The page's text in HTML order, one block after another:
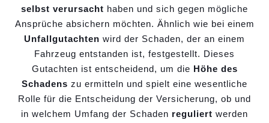
selbst verursacht haben und sich gegen mögliche
Ansprüche absichern möchten. Ähnlich wie bei einem
Unfallgutachten wird der Schaden, der an einem
Fahrzeug entstanden ist, festgestellt. Dieses
Gutachten ist entscheidend, um die Höhe des
Schadens zu ermitteln und spielt eine wesentliche
Rolle für die Entscheidung der Versicherung, ob und
in welchem Umfang der Schaden reguliert werden